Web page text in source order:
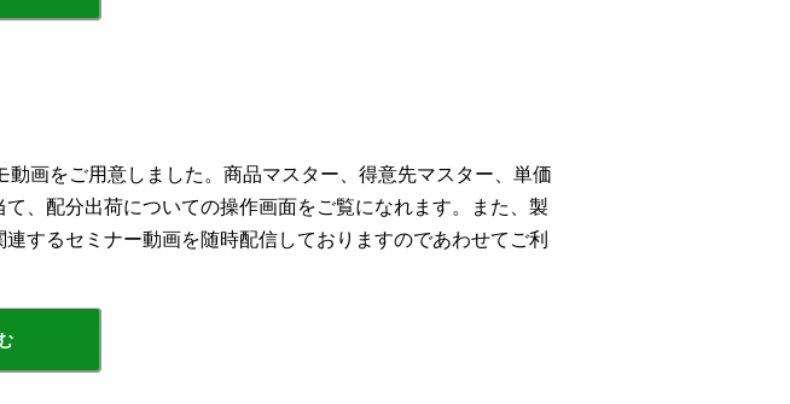
動画をご用意しました。商品マスター、得意先マスター、単価
、配分出荷についての操作画面をご覧になれます。また、製
するセミナー動画を随時配信しておりますのであわせてご利